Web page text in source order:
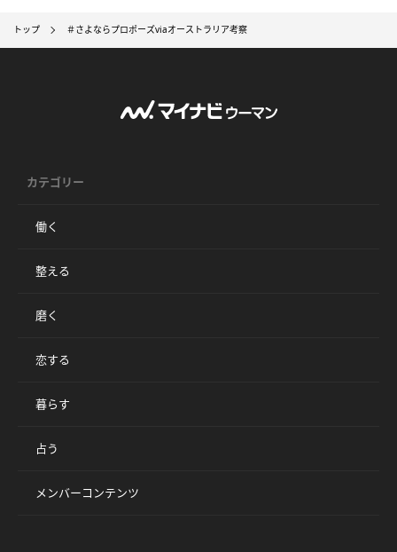
トップ ＃さよならプロポーズviaオーストラリア考察
カテゴリー
働く
整える
磨く
恋する
暮らす
占う
メンバーコンテンツ